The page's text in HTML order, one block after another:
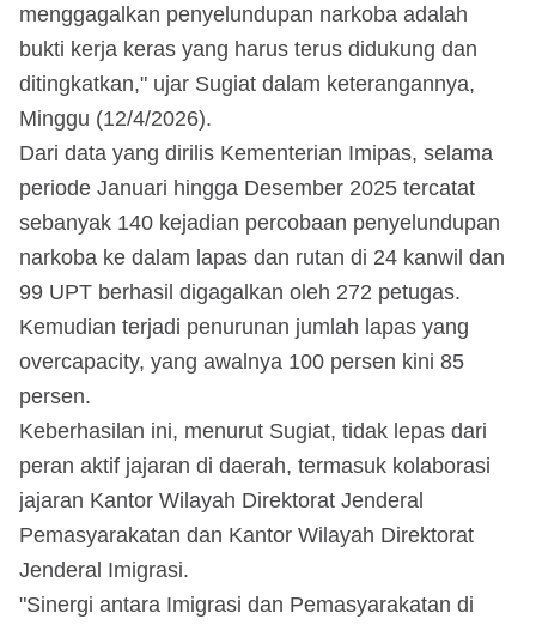
menggagalkan penyelundupan narkoba adalah
bukti kerja keras yang harus terus didukung dan
ditingkatkan," ujar Sugiat dalam keterangannya,
Minggu (12/4/2026).
Dari data yang dirilis Kementerian Imipas, selama
periode Januari hingga Desember 2025 tercatat
sebanyak 140 kejadian percobaan penyelundupan
narkoba ke dalam lapas dan rutan di 24 kanwil dan
99 UPT berhasil digagalkan oleh 272 petugas.
Kemudian terjadi penurunan jumlah lapas yang
overcapacity, yang awalnya 100 persen kini 85
persen.
Keberhasilan ini, menurut Sugiat, tidak lepas dari
peran aktif jajaran di daerah, termasuk kolaborasi
jajaran Kantor Wilayah Direktorat Jenderal
Pemasyarakatan dan Kantor Wilayah Direktorat
Jenderal Imigrasi.
"Sinergi antara Imigrasi dan Pemasyarakatan di